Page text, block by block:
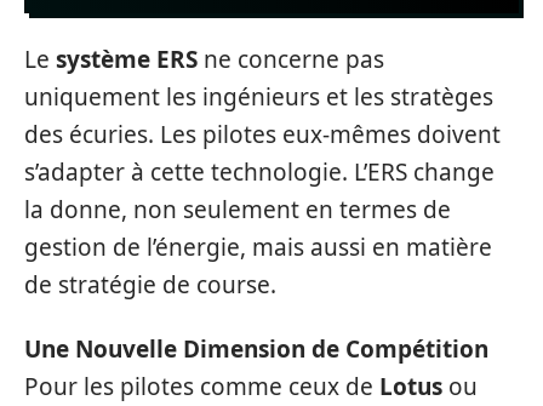
Le système ERS ne concerne pas
uniquement les ingénieurs et les stratèges
des écuries. Les pilotes eux-mêmes doivent
s’adapter à cette technologie. L’ERS change
la donne, non seulement en termes de
gestion de l’énergie, mais aussi en matière
de stratégie de course.
Une Nouvelle Dimension de Compétition
Pour les pilotes comme ceux de Lotus ou